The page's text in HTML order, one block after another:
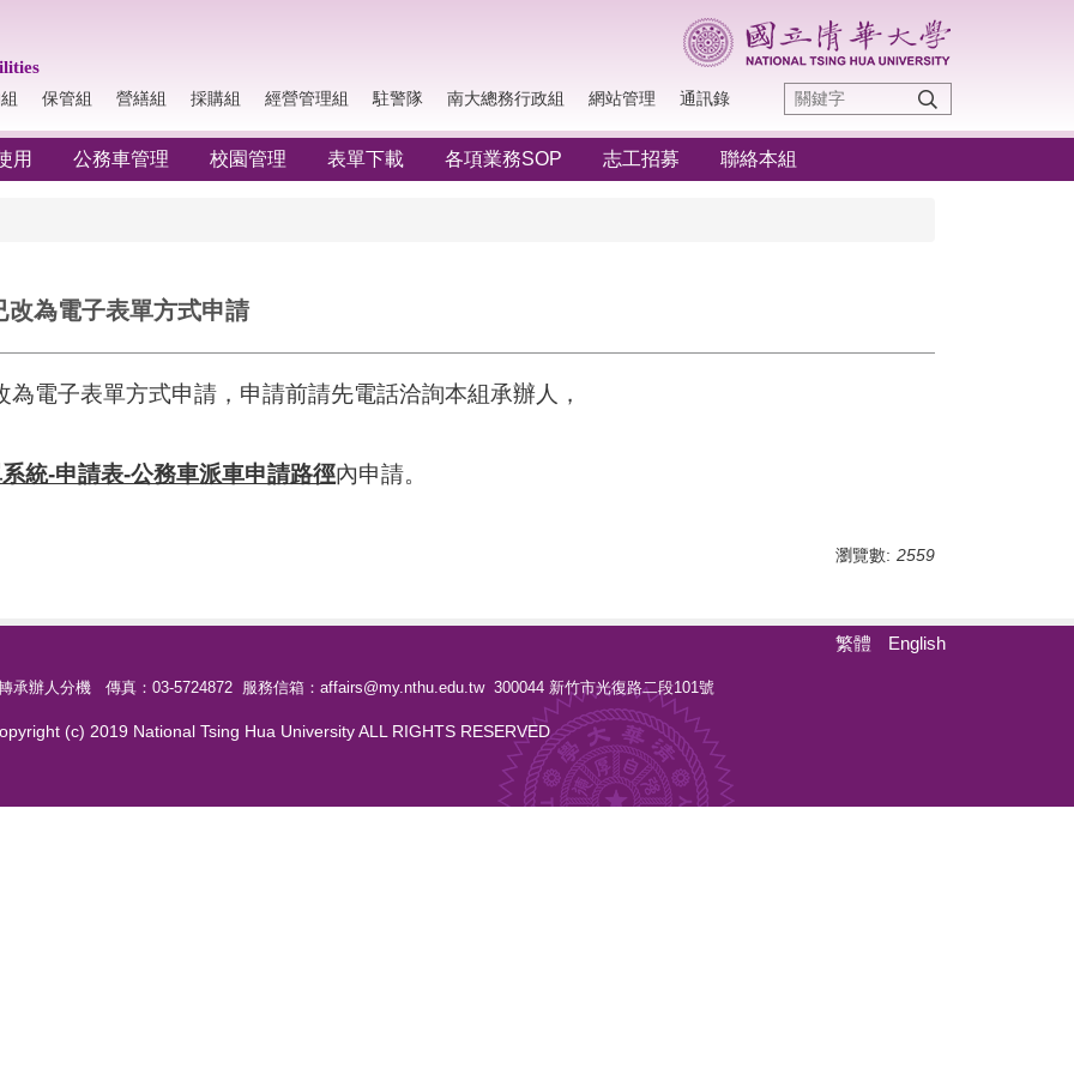
保管組 營繕組 採購組 經營管理組 駐警隊 南大總務行政組 網站管理
通訊錄
用 公務車管理 校園管理 表單下載 各項業務SOP 志工招募 聯絡本組
為電子表單方式申請
電子表單方式申請，申請前請先電話洽詢本組承辦人，
統-申請表-公務車派車申請路徑內申請。
瀏覽數: 2559
繁體 English
承辦人分機 傳真：03-5724872 服務信箱：affairs@my.nthu.edu.tw 300044 新竹市光復路二段101號
(c) 2019 National Tsing Hua University ALL RIGHTS RESERVED